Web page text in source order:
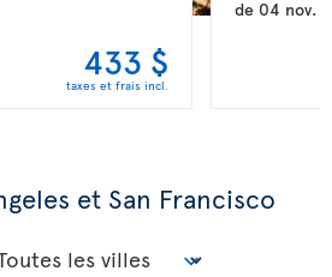
433 $
taxes et frais incl.
de 04 nov.
et San Francisco